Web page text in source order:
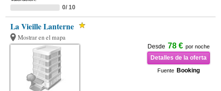
0/ 10
La Vieille Lanterne
Mostrar en el mapa
Desde 78 € por noche
Detalles de la oferta
Fuente Booking